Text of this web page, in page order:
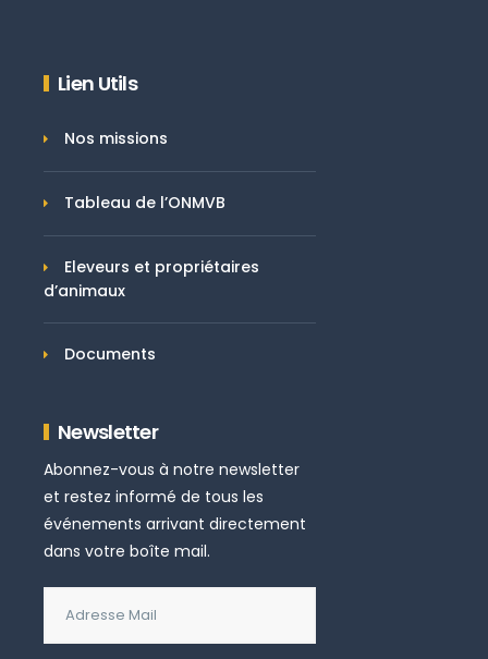
Lien Utils
Nos missions
Tableau de l’ONMVB
Eleveurs et propriétaires
d’animaux
Documents
Newsletter
Abonnez-vous à notre newsletter
et restez informé de tous les
événements arrivant directement
dans votre boîte mail.